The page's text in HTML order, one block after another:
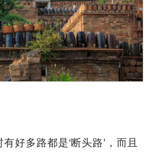
好多路都是‘断头路’，而且